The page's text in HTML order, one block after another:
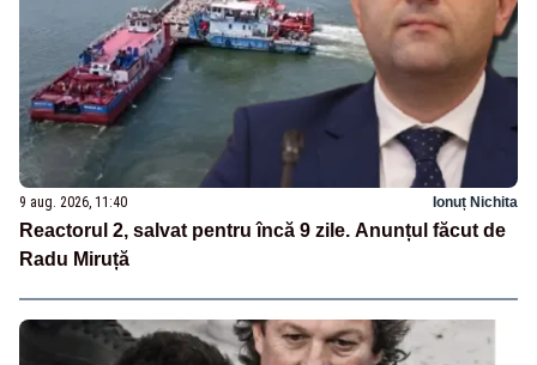
9 aug. 2026, 11:40 Ionuț Nichita
Reactorul 2, salvat pentru încă 9 zile. Anunțul făcut de
Radu Miruță